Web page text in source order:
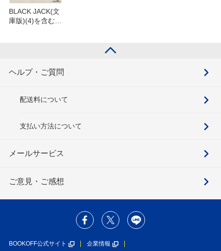
BLACK JACK(文
庫版)(4)を含むセ
ヘルプ・ご質問
配送料について
支払い方法について
メールサービス
ご意見・ご感想
BOOKOFF公式サイト 企業情報